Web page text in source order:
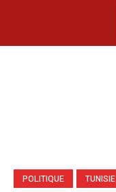
POLITIQUE TUNISIE